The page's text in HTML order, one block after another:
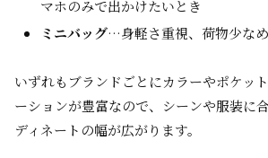
マホのみで出かけたいとき
ミニバッグ…身軽さ重視、荷物少な
いずれもブランドごとにカラーやポケッ
ーションが豊富なので、シーンや服装に
ディネートの幅が広がります。